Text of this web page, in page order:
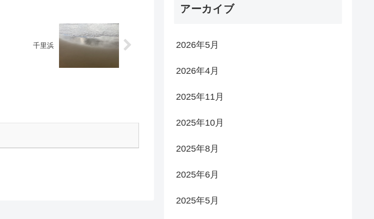
千里浜
アーカイブ
2026年5月
2026年4月
2025年11月
2025年10月
2025年8月
2025年6月
2025年5月